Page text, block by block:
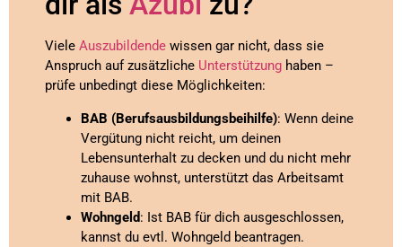
Viele Auszubildende wissen gar nicht, dass sie
Anspruch auf zusätzliche Unterstützung haben –
prüfe unbedingt diese Möglichkeiten:
BAB (Berufsausbildungsbeihilfe): Wenn deine
Vergütung nicht reicht, um deinen
Lebensunterhalt zu decken und du nicht mehr
zuhause wohnst, unterstützt das Arbeitsamt
mit BAB.
Wohngeld: Ist BAB für dich ausgeschlossen,
kannst du evtl. Wohngeld beantragen.